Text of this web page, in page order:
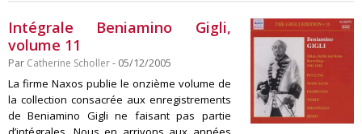
Intégrale Beniamino Gigli,
volume 11
Par Catherine Scholler- 05/12/2005
La firme Naxos publie le onzième volume de
la collection consacrée aux enregistrements
de Beniamino Gigli ne faisant pas partie